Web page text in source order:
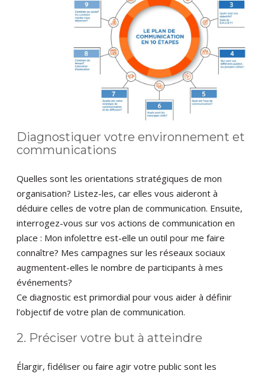
Diagnostiquer votre environnement et
communications
Quelles sont les orientations stratégiques de mon
organisation? Listez-les, car elles vous aideront à
déduire celles de votre plan de communication. Ensuite,
interrogez-vous sur vos actions de communication en
place : Mon infolettre est-elle un outil pour me faire
connaître? Mes campagnes sur les réseaux sociaux
augmentent-elles le nombre de participants à mes
événements?
Ce diagnostic est primordial pour vous aider à définir
l’objectif de votre plan de communication.
2. Préciser votre but à atteindre
Élargir, fidéliser ou faire agir votre public sont les